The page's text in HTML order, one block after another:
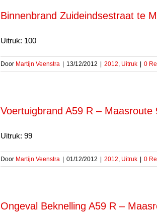
Binnenbrand Zuideindsestraat te
Uitruk: 100
Door Martijn Veenstra 13/12/2012 2012, Uitruk 0
Voertuigbrand A59 R –
Uitruk: 99
Door Martijn Veenstra 01/12/2012 2012, Uitruk 0
Ongeval Beknelling A59 R –